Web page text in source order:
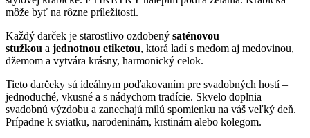
môže byť na rôzne príležitosti.
Každý darček je starostlivo ozdobený saténovou
stužkou a jednotnou etiketou, ktorá ladí s medom aj medovinou,
džemom a vytvára krásny, harmonický celok.
Tieto darčeky sú ideálnym poďakovaním pre svadobných hostí –
jednoduché, vkusné a s nádychom tradície. Skvelo doplnia
svadobnú výzdobu a zanechajú milú spomienku na váš veľký deň.
Prípadne k sviatku, narodeninám, krstinám alebo kolegom.